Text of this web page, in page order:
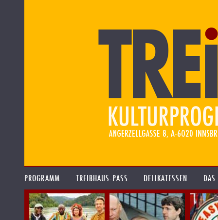
PROGRAMM TREIBHAUS-PASS DELIKATESSEN